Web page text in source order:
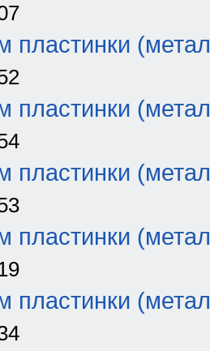
пластинки
пластинки
пластинки
пластинки
пластинки